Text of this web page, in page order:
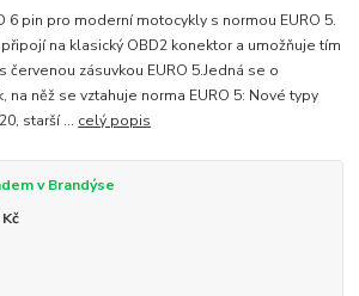
6 pin pro moderní motocykly s normou EURO 5.
na klasický OBD2 konektor a umožňuje tím
zásuvkou EURO 5.Jedná se o
na něž se vztahuje norma EURO 5: Nové typy
starší ... celý popis
v Brandýse